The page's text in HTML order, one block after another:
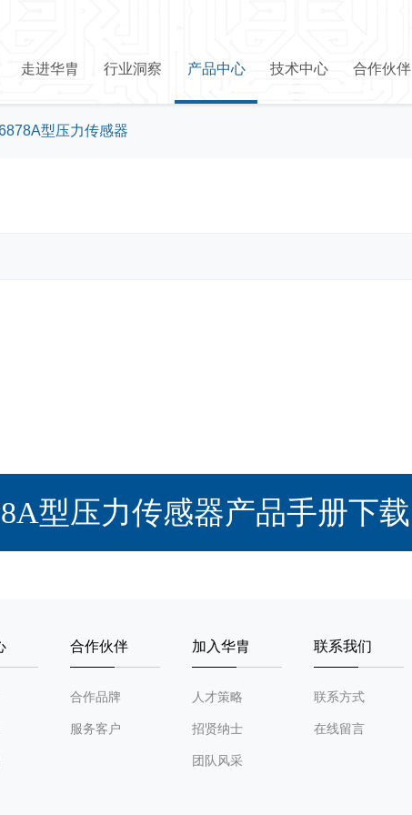
走进华胄 行业洞察 产品中心 技术中心 合作伙伴
型压力传感器
型压力传感器产品手册下载
合作伙伴
合作品牌
服务客户
加入华胄
人才策略
招贤纳士
团队风采
联系我们
联系方式
在线留言